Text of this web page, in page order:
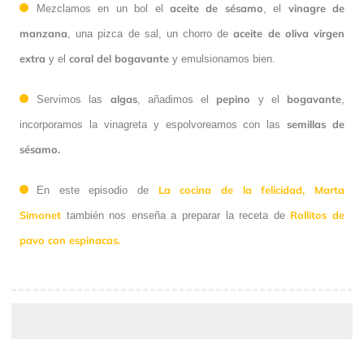
Mezclamos en un bol el aceite de sésamo, el vinagre de
manzana, una pizca de sal, un chorro deaceite de oliva virgen
extra y el coral del bogavante y emulsionamos bien.
Servimos las algas, añadimos el pepino y el bogavante,
incorporamos la vinagreta y espolvoreamos con las semillas de
sésamo.
En este episodio de La cocina de la felicidad,
Marta
Simonet también nos enseña a preparar la receta de Rollitos de
pavo con espinacas.